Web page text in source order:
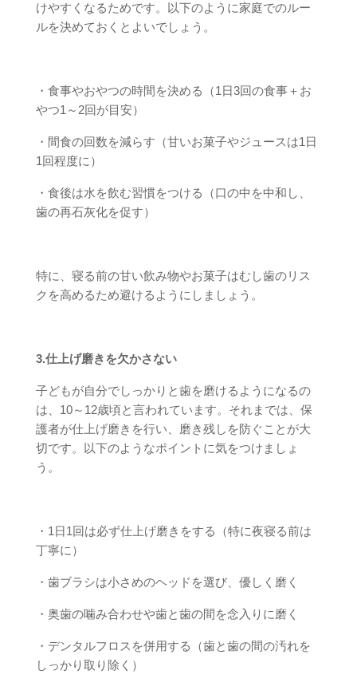
けやすくなるためです。以下のように家庭でのルー
ルを決めておくとよいでしょう。
・食事やおやつの時間を決める（1日3回の食事＋お
やつ1～2回が目安）
・間食の回数を減らす（甘いお菓子やジュースは1日
1回程度に）
・食後は水を飲む習慣をつける（口の中を中和し、
歯の再石灰化を促す）
特に、寝る前の甘い飲み物やお菓子はむし歯のリス
クを高めるため避けるようにしましょう。
3.仕上げ磨きを欠かさない
子どもが自分でしっかりと歯を磨けるようになるの
は、10～12歳頃と言われています。それまでは、保
護者が仕上げ磨きを行い、磨き残しを防ぐことが大
切です。以下のようなポイントに気をつけましょ
う。
・1日1回は必ず仕上げ磨きをする（特に夜寝る前は
丁寧に）
・歯ブラシは小さめのヘッドを選び、優しく磨く
・奥歯の噛み合わせや歯と歯の間を念入りに磨く
・デンタルフロスを併用する（歯と歯の間の汚れを
しっかり取り除く）